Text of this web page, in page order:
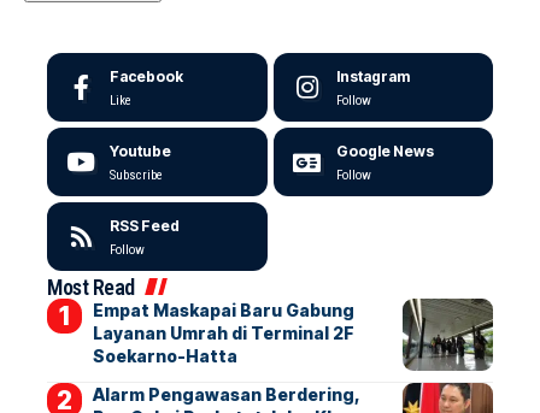
Facebook
Like
Instagram
Follow
Youtube
Subscribe
Google News
Follow
RSS Feed
Follow
Most Read
Empat Maskapai Baru Gabung
Layanan Umrah di Terminal 2F
Soekarno-Hatta
Alarm Pengawasan Berdering,